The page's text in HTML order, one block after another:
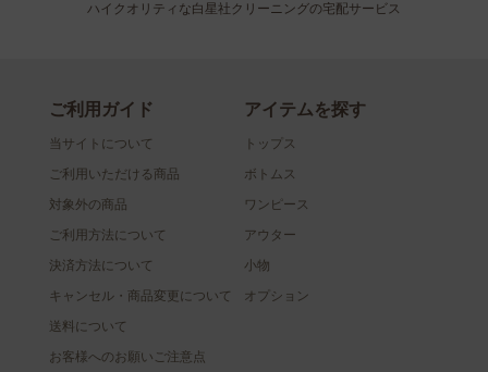
ハイクオリティな白星社クリーニングの宅配サービス
ご利用ガイド
当サイトについて
ご利用いただける商品
対象外の商品
ご利用方法について
決済方法について
キャンセル・商品変更について
送料について
お客様へのお願いご注意点
アイテムを探す
トップス
ボトムス
ワンピース
アウター
小物
オプション